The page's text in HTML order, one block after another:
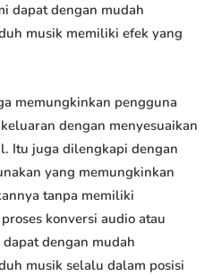
dapat dengan mudah
musik memiliki efek yang
memungkinkan pengguna
dengan menyesuaikan
Itu juga dilengkapi dengan
yang memungkinkan
tanpa memiliki
konversi audio atau
dengan mudah
musik selalu dalam posisi